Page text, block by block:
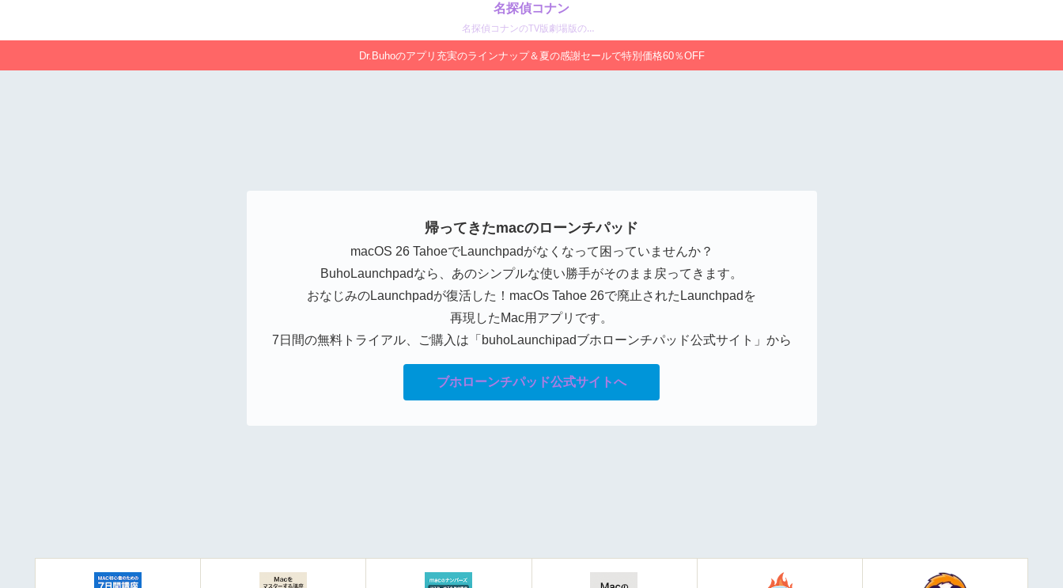
名探偵コナン
名探偵コナンのTV版劇場版のエピソード情報
Dr.Buhoのアプリ充実のラインナップ＆夏の感謝セールで特別価格60％OFF
帰ってきたmacのローンチパッド
macOS 26 TahoeでLaunchpadがなくなって困っていませんか？
BuhoLaunchpadなら、あのシンプルな使い勝手がそのまま戻ってきます。
おなじみのLaunchpadが復活した！macOs Tahoe 26で廃止されたLaunchpadを
再現したMac用アプリです。
7日間の無料トライアル、ご購入は「buhoLaunchipadブホローンチパッド公式サイト」から
ブホローンチパッド公式サイトへ